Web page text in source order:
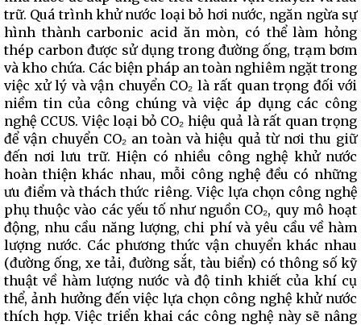
trữ. Quá trình khử nước loại bỏ hơi nước, ngăn ngừa sự
hình thành carbonic acid ăn mòn, có thể làm hỏng
thép carbon được sử dụng trong đường ống, trạm bơm
và kho chứa. Các biện pháp an toàn nghiêm ngặt trong
việc xử lý và vận chuyển CO₂ là rất quan trọng đối với
niềm tin của công chúng và việc áp dụng các công
nghệ CCUS. Việc loại bỏ CO₂ hiệu quả là rất quan trọng
để vận chuyển CO₂ an toàn và hiệu quả từ nơi thu giữ
đến nơi lưu trữ. Hiện có nhiều công nghệ khử nước
hoàn thiện khác nhau, mỗi công nghệ đều có những
ưu điểm và thách thức riêng. Việc lựa chọn công nghệ
phụ thuộc vào các yếu tố như nguồn CO₂, quy mô hoạt
động, nhu cầu năng lượng, chi phí và yêu cầu về hàm
lượng nước. Các phương thức vận chuyển khác nhau
(đường ống, xe tải, đường sắt, tàu biển) có thông số kỹ
thuật về hàm lượng nước và độ tinh khiết của khí cụ
thể, ảnh hưởng đến việc lựa chọn công nghệ khử nước
thích hợp. Việc triển khai các công nghệ này sẽ nâng